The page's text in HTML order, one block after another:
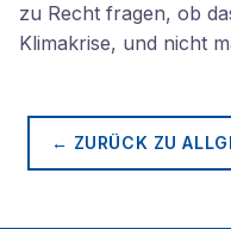
zu Recht fragen, ob
Klimakrise, und nicht
← ZURÜCK ZU